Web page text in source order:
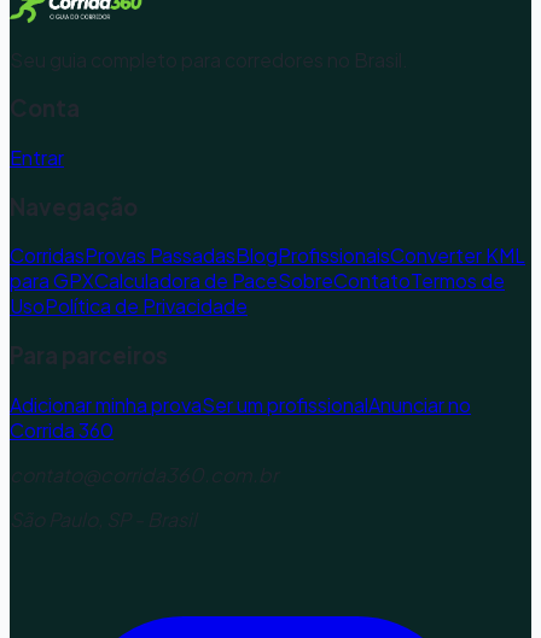
Seu guia completo para corredores no Brasil.
Conta
Entrar
Navegação
CorridasProvas PassadasBlogProfissionaisConverter KML
para GPXCalculadora de PaceSobreContatoTermos de
UsoPolítica de Privacidade
Para parceiros
Adicionar minha provaSer um profissionalAnunciar no
Corrida 360
contato@corrida360.com.br
São Paulo, SP - Brasil